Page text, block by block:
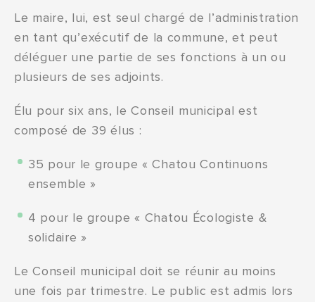
Le maire, lui, est seul chargé de l’administration
en tant qu’exécutif de la commune, et peut
déléguer une partie de ses fonctions à un ou
plusieurs de ses adjoints.
Élu pour six ans, le Conseil municipal est
composé de 39 élus :
35 pour le groupe « Chatou Continuons
ensemble »
4 pour le groupe « Chatou Écologiste &
solidaire »
Le Conseil municipal doit se réunir au moins
une fois par trimestre. Le public est admis lors